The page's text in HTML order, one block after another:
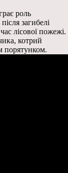
роль
загибелі
лісової пожежі.
котрий
порятунком.